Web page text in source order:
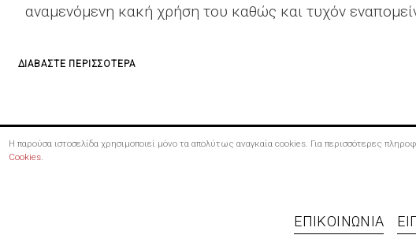
αναμενόμενη κακή χρήση του καθώς και τυχόν
ΔΙΑΒΆΣΤΕ ΠΕΡΙΣΣΌΤΕΡΑ
ΟΔΗΓΙΏΝ
ΧΡΉΣΗΣ
Η παρούσα ιστοσελίδα χρησιμοποιεί μόνο τα απολύτως αναγκαία cookies. Για περισσότερες
Cookies.
ΕΠΙΚΟΙΝΩΝΊΑ